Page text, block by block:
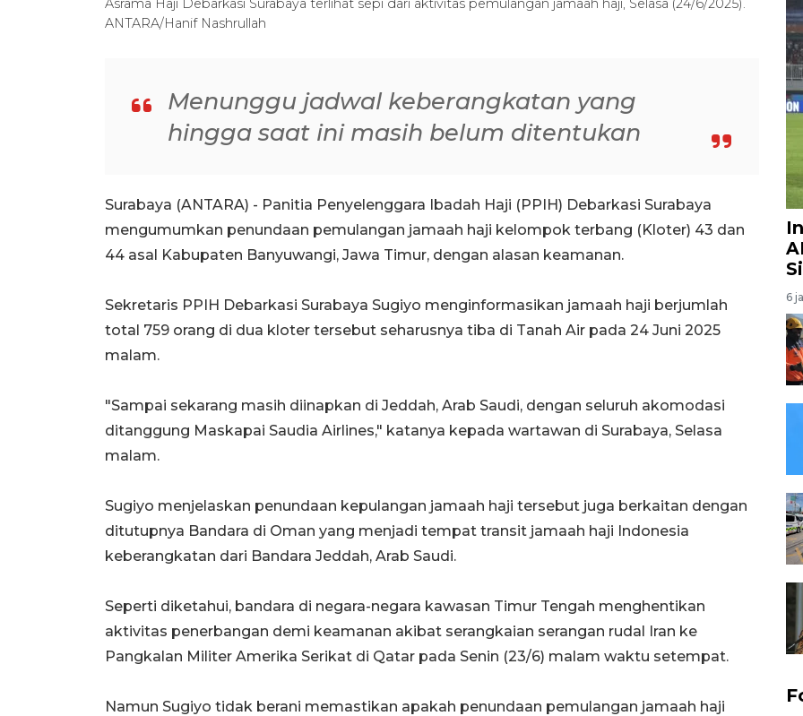
Asrama Haji Debarkasi Surabaya terlihat sepi dari aktivitas pemulangan jamaah haji, Selasa (24/6/2025).
ANTARA/Hanif Nashrullah
Menunggu jadwal keberangkatan yang
hingga saat ini masih belum ditentukan
Surabaya (ANTARA) - Panitia Penyelenggara Ibadah Haji (PPIH) Debarkasi Surabaya
mengumumkan penundaan pemulangan jamaah haji kelompok terbang (Kloter) 43 dan
44 asal Kabupaten Banyuwangi, Jawa Timur, dengan alasan keamanan.
Sekretaris PPIH Debarkasi Surabaya Sugiyo menginformasikan jamaah haji berjumlah
total 759 orang di dua kloter tersebut seharusnya tiba di Tanah Air pada 24 Juni 2025
malam.
"Sampai sekarang masih diinapkan di Jeddah, Arab Saudi, dengan seluruh akomodasi
ditanggung Maskapai Saudia Airlines," katanya kepada wartawan di Surabaya, Selasa
malam.
Sugiyo menjelaskan penundaan kepulangan jamaah haji tersebut juga berkaitan dengan
ditutupnya Bandara di Oman yang menjadi tempat transit jamaah haji Indonesia
keberangkatan dari Bandara Jeddah, Arab Saudi.
Seperti diketahui, bandara di negara-negara kawasan Timur Tengah menghentikan
aktivitas penerbangan demi keamanan akibat serangkaian serangan rudal Iran ke
Pangkalan Militer Amerika Serikat di Qatar pada Senin (23/6) malam waktu setempat.
Namun Sugiyo tidak berani memastikan apakah penundaan pemulangan jamaah haji
6